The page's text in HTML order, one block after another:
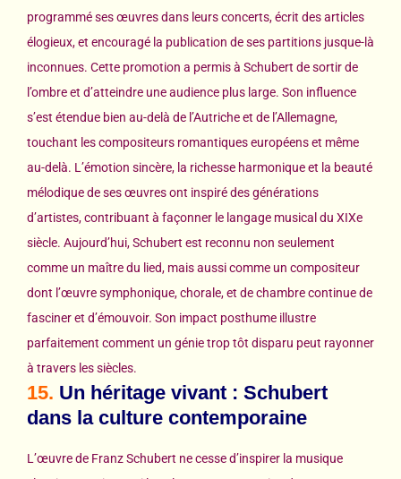
programmé ses œuvres dans leurs concerts, écrit des articles
élogieux, et encouragé la publication de ses partitions jusque-là
inconnues. Cette promotion a permis à Schubert de sortir de
l’ombre et d’atteindre une audience plus large. Son influence
s’est étendue bien au-delà de l’Autriche et de l’Allemagne,
touchant les compositeurs romantiques européens et même
au-delà. L’émotion sincère, la richesse harmonique et la beauté
mélodique de ses œuvres ont inspiré des générations
d’artistes, contribuant à façonner le langage musical du XIXe
siècle. Aujourd’hui, Schubert est reconnu non seulement
comme un maître du lied, mais aussi comme un compositeur
dont l’œuvre symphonique, chorale, et de chambre continue de
fasciner et d’émouvoir. Son impact posthume illustre
parfaitement comment un génie trop tôt disparu peut rayonner
à travers les siècles.
15. Un héritage vivant : Schubert
dans la culture contemporaine
L’œuvre de Franz Schubert ne cesse d’inspirer la musique